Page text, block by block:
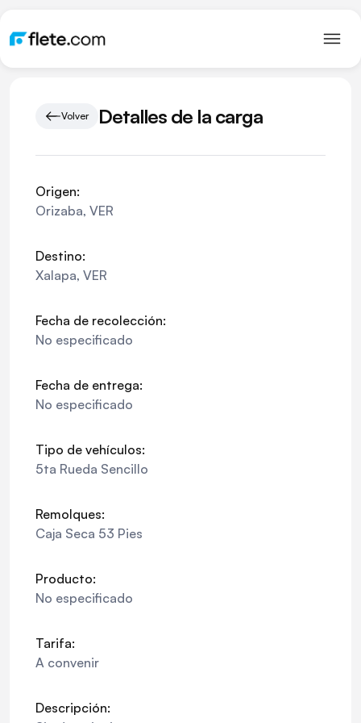
Volver Detalles de la carga
Origen:
Orizaba, VER
Destino:
Xalapa, VER
Fecha de recolección:
No especificado
Fecha de entrega:
No especificado
Tipo de vehículos:
5ta Rueda Sencillo
Remolques:
Caja Seca 53 Pies
Producto:
No especificado
Tarifa:
A convenir
Descripción: